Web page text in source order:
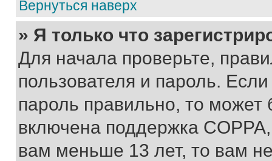
Вернуться наверх
» Я только что
Для начала проверьте,
пользователя и пароль.
пароль правильно, то может
включена поддержка
вам меньше 13 лет, то вам